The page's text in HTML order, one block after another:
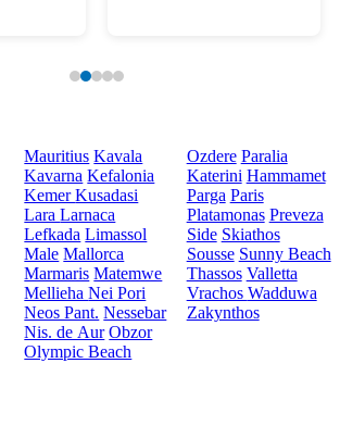
Mauritius Kavala
Kavarna Kefalonia
KemerKusadasi
LaraLarnaca
Lefkada Limassol
Male Mallorca
Marmaris Matemwe
MelliehaNei Pori
Neos Pant. Nessebar
Nis. de Aur Obzor
Olympic Beach
Ozdere Paralia
Katerini Hammamet
Parga Paris
Platamonas Preveza
Side Skiathos
Sousse Sunny Beach
Thassos Valletta
Vrachos Wadduwa
Zakynthos